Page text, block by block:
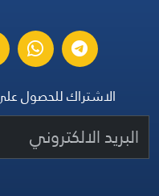
الاشتراك للحصول